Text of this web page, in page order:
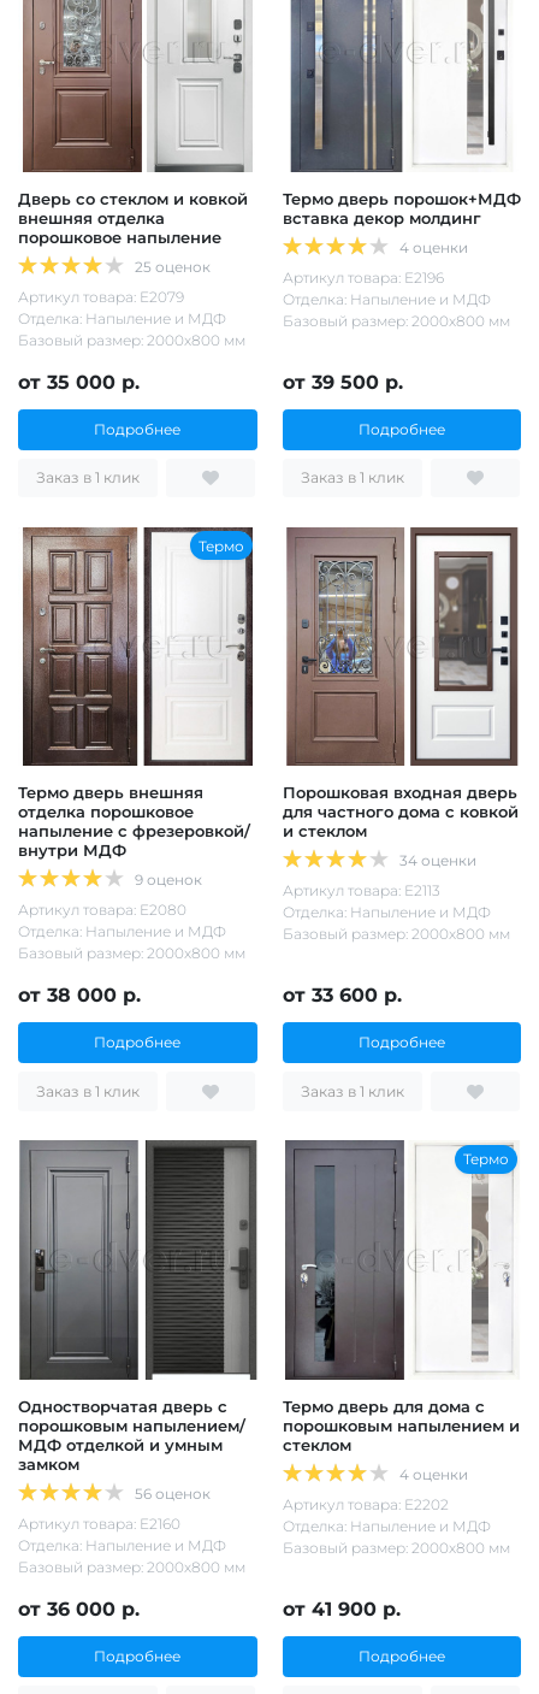
Дверь со стеклом и ковкой
внешняя отделка
порошковое напыление
25 оценок
Артикул товара: Е2079
Отделка: Напыление и МДФ
Базовый размер: 2000х800 мм
от 35 000 р.
Подробнее
Заказ в 1 клик
Термо дверь порошок+МДФ
вставка декор молдинг
4 оценки
Артикул товара: Е2196
Отделка: Напыление и МДФ
Базовый размер: 2000х800 мм
от 39 500 р.
Подробнее
Заказ в 1 клик
Термо
Термо дверь внешняя
отделка порошковое
напыление с фрезеровкой/
внутри МДФ
9 оценок
Артикул товара: Е2080
Отделка: Напыление и МДФ
Базовый размер: 2000х800 мм
от 38 000 р.
Подробнее
Заказ в 1 клик
Порошковая входная дверь
для частного дома с ковкой
и стеклом
34 оценки
Артикул товара: Е2113
Отделка: Напыление и МДФ
Базовый размер: 2000х800 мм
от 33 600 р.
Подробнее
Заказ в 1 клик
Одностворчатая дверь с
порошковым напылением/
МДФ отделкой и умным
замком
56 оценок
Артикул товара: Е2160
Отделка: Напыление и МДФ
Базовый размер: 2000х800 мм
от 36 000 р.
Подробнее
Термо
Термо дверь для дома с
порошковым напылением и
стеклом
4 оценки
Артикул товара: Е2202
Отделка: Напыление и МДФ
Базовый размер: 2000х800 мм
от 41 900 р.
Подробнее